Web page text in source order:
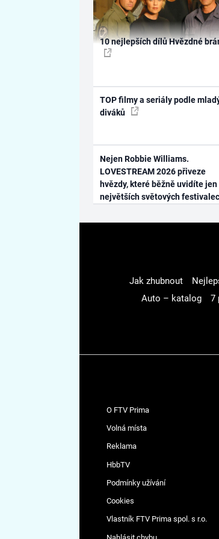
10 nejlepších dílů Hvězdné
TOP filmy a seriály podle
diváků
Nejen Robbie Williams.
LOVESTREAM 2026 přiveze
hvězdy, které běžně uvidíte jen
největších světových
Jak zhubnout
Auto – katalog
7
O FTV Prima
Volná místa
Reklama
HbbTV
Podmínky užívání
Cookies
Vlastník FTV Prima spol. s r.o.